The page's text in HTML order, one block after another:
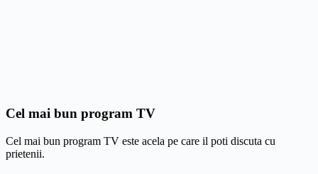
Cel mai bun program TV
Cel mai bun program TV este acela pe care il poti discuta cu
prietenii.